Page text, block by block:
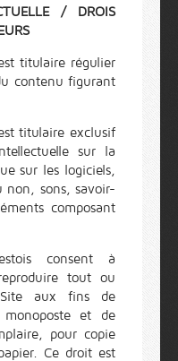
/ DROIS
titulaire régulier
contenu figurant
titulaire exclusif
sur la
sur les logiciels,
non, sons, savoir-
composant
consent à
tout ou
aux fins de
monoposte et de
pour copie
Ce droit est